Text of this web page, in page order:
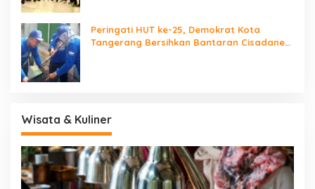
Peringati HUT ke-25, Demokrat Kota
Tangerang Bersihkan Bantaran Cisadane
Wisata & Kuliner